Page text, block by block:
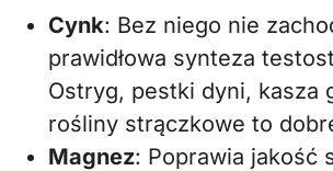
Cynk: Bez niego nie
prawidłowa synteza
Ostryg, pestki dyni, kasza
rośliny strączkowe to
Magnez: Poprawia jakość